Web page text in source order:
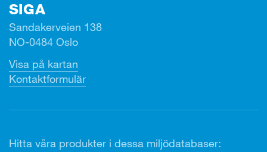
SIGA
Sandakerveien 138
NO-0484 Oslo
Visa på kartan
Kontaktformulär
Hitta våra produkter i dessa miljödatabaser: